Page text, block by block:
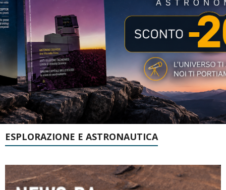
ESPLORAZIONE E ASTRONAUTICA